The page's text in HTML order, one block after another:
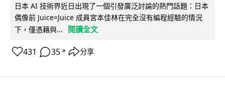
日本 AI 技術界近日出現了一個引發廣泛討論的熱門話題：日本
偶像前 Juice=Juice 成員宮本佳林在完全沒有編程經驗的情況
下，僅憑藉與...
閱讀全文
431 35 ↗ 分享